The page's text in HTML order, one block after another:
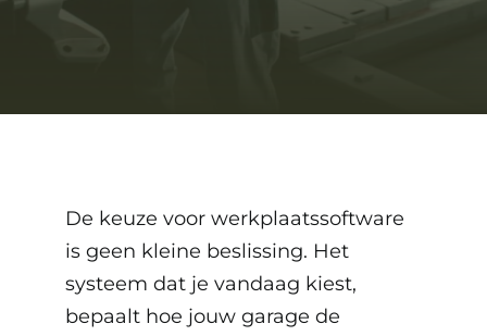
De keuze voor werkplaatssoftware
is geen kleine beslissing. Het
systeem dat je vandaag kiest,
bepaalt hoe jouw garage de